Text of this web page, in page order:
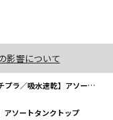
影響について
ラ／吸水速乾】アソートタンクトップ
アソートタンクトップ